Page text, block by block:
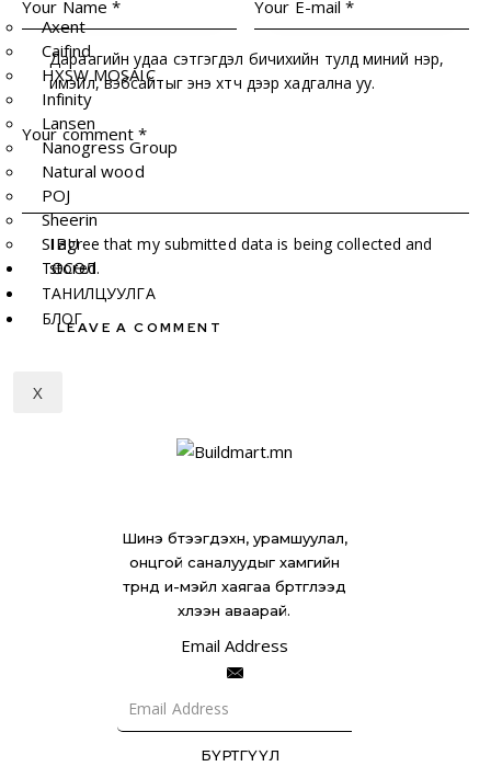
Axent
Caifind
HXSW MOSAIC
Infinity
Lansen
Nanogress Group
Natural wood
POJ
Sheerin
SIBU
ТӨСӨЛ
ТАНИЛЦУУЛГА
БЛОГ
X
Дараагийн удаа сэтгэгдэл бичихийн тулд миний нэр,
имэйл, вэбсайтыг энэ хөтөч дээр хадгална уу.
I agree that my submitted data is being collected and
stored.
Шинэ бүтээгдэхүүн, урамшуулал,
онцгой саналуудыг хамгийн
түрүүнд и-мэйл хаягаа бүртгүүлээд
хүлээн аваарай.
Email Address
БҮРТГҮҮЛ